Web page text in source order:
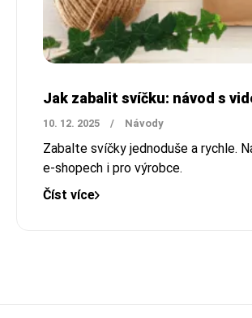
Jak zabalit svíčku: návod s
10. 12. 2025 / Návody
Zabalte svíčky jednoduše a rychle.
e-shopech i pro výrobce.
Číst více